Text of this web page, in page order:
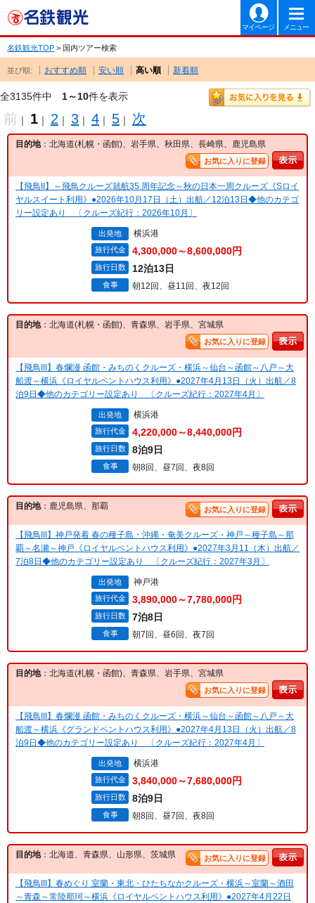
マイページ メニュー
名鉄観光TOP > 国内ツアー検索
並び順: おすすめ順 安い順 高い順 新着順
全3135件中 1～10件を表示
前 ｜ 1 ｜ 2 ｜ 3 ｜ 4 ｜ 5 ｜ 次
目的地：北海道(札幌・函館)、岩手県、秋田県、長崎県、鹿児島県
お気に入りに登録
【飛鳥II】～飛鳥クルーズ就航35 周年記念～秋の日本一周クルーズ《Sロイ
ヤルスイート利用》●2026年10月17日（土）出航／12泊13日◆他のカテゴ
リー設定あり 〔クルーズ紀行：2026年10月〕
出発地 横浜港
旅行代金 4,300,000～8,600,000円
旅行日数 12泊13日
食事 朝12回、昼11回、夜12回
目的地：北海道(札幌・函館)、青森県、岩手県、宮城県
お気に入りに登録
【飛鳥III】春爛漫 函館・みちのくクルーズ・横浜～仙台～函館～八戸～大
船渡～横浜《ロイヤルペントハウス利用》●2027年4月13日（火）出航／8
泊9日◆他のカテゴリー設定あり 〔クルーズ紀行：2027年4月〕
出発地 横浜港
旅行代金 4,220,000～8,440,000円
旅行日数 8泊9日
食事 朝8回、昼7回、夜8回
目的地：鹿児島県、那覇 お気に入りに登録
【飛鳥III】神戸発着 春の種子島・沖縄・奄美クルーズ・神戸～種子島～那
覇～名瀬～神戸《ロイヤルペントハウス利用》●2027年3月11（木）出航／
7泊8日◆他のカテゴリー設定あり 〔クルーズ紀行：2027年3月〕
出発地 神戸港
旅行代金 3,890,000～7,780,000円
旅行日数 7泊8日
食事 朝7回、昼6回、夜7回
目的地：北海道(札幌・函館)、青森県、岩手県、宮城県
お気に入りに登録
【飛鳥III】春爛漫 函館・みちのくクルーズ・横浜～仙台～函館～八戸～大
船渡～横浜《グランドペントハウス利用》●2027年4月13日（火）出航／8
泊9日◆他のカテゴリー設定あり 〔クルーズ紀行：2027年4月〕
出発地 横浜港
旅行代金 3,840,000～7,680,000円
旅行日数 8泊9日
食事 朝8回、昼7回、夜8回
目的地：北海道、青森県、山形県、茨城県 お気に入りに登録
【飛鳥III】春めぐり 室蘭・東北・ひたちなかクルーズ・横浜～室蘭～酒田
～青森～常陸那珂～横浜《ロイヤルペントハウス利用》●2027年4月22日